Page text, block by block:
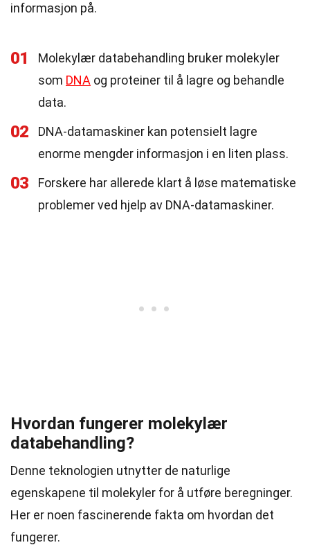
informasjon på.
01
Molekylær databehandling bruker molekyler
som DNA og proteiner til å lagre og behandle
data.
02
DNA-datamaskiner kan potensielt lagre
enorme mengder informasjon i en liten plass.
03
Forskere har allerede klart å løse matematiske
problemer ved hjelp av DNA-datamaskiner.
Hvordan fungerer molekylær
databehandling?
Denne teknologien utnytter de naturlige
egenskapene til molekyler for å utføre beregninger.
Her er noen fascinerende fakta om hvordan det
fungerer.